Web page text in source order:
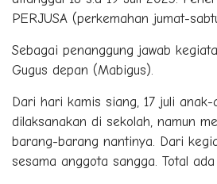
PERJUSA (perkemahan jumat-
Sebagai penanggung jawab
Gugus depan (Mabigus).
Dari hari kamis siang, 17 juli
dilaksanakan di sekolah, namun
barang-barang nantinya. Dari
sesama anggota sangga. Total